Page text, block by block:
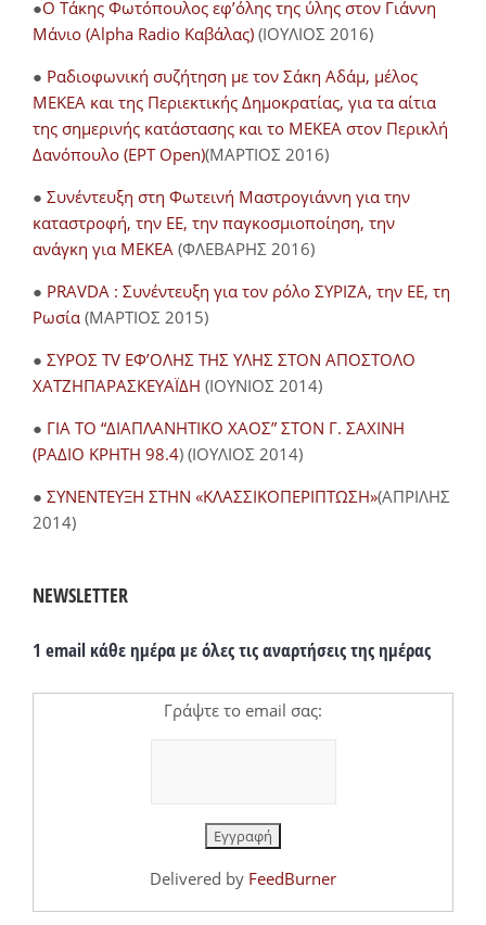
●O Τάκης Φωτόπουλος εφ’όλης της ύλης στον Γιάννη
Μάνιο (Alpha Radio Καβάλας) (ΙΟΥΛΙΟΣ 2016)
● Ραδιοφωνική συζήτηση με τον Σάκη Αδάμ, μέλος
ΜΕΚΕΑ και της Περιεκτικής Δημοκρατίας, για τα αίτια
της σημερινής κατάστασης και το ΜΕΚΕΑ στον Περικλή
Δανόπουλο (ΕΡΤ Open)(ΜΑΡΤΙΟΣ 2016)
● Συνέντευξη στη Φωτεινή Μαστρογιάννη για την
καταστροφή, την ΕΕ, την παγκοσμιοποίηση, την
ανάγκη για ΜΕΚΕΑ (ΦΛΕΒΑΡΗΣ 2016)
● PRAVDA : Συνέντευξη για τον ρόλο ΣΥΡΙΖΑ, την ΕΕ, τη
Ρωσία (ΜΑΡΤΙΟΣ 2015)
● ΣΥΡΟΣ TV ΕΦ’ΟΛΗΣ ΤΗΣ ΥΛΗΣ ΣΤΟΝ ΑΠΟΣΤΟΛΟ
ΧΑΤΖΗΠΑΡΑΣΚΕΥΑΪΔΗ (ΙΟΥΝΙΟΣ 2014)
● ΓΙΑ ΤΟ “ΔΙΑΠΛΑΝΗΤΙΚΟ ΧΑΟΣ” ΣΤΟΝ Γ. ΣΑΧΙΝΗ
(ΡΑΔΙΟ ΚΡΗΤΗ 98.4) (ΙΟΥΛΙΟΣ 2014)
● ΣΥΝΕΝΤΕΥΞΗ ΣΤΗΝ «ΚΛΑΣΣΙΚΟΠΕΡΙΠΤΩΣΗ»(ΑΠΡΙΛΗΣ
2014)
NEWSLETTER
1 email κάθε ημέρα με όλες τις αναρτήσεις της ημέρας
Γράψτε το email σας:
Delivered by FeedBurner